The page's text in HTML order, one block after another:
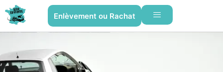
Enlèvement ou Rachat